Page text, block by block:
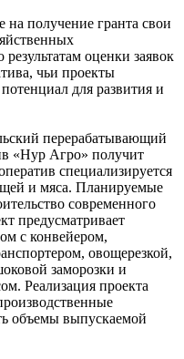
на получение гранта свои
оценки заявок
чьи проекты
для развития и
перерабатывающий
«Нур Агро» получит
специализируется
и мяса. Планируемые
современного
предусматривает
с конвейером,
овощерезкой,
заморозки и
Реализация проекта
объемы выпускаемой